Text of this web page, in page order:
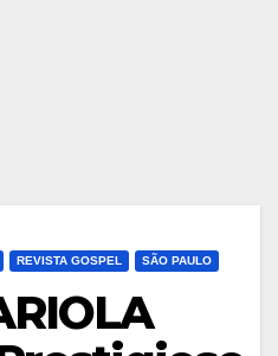
REVISTA GOSPEL SÃO PAULO